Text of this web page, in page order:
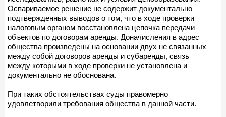
Оспариваемое решение не содержит документально
подтвержденных выводов о том, что в ходе проверки
налоговым органом восстановлена цепочка передачи
объектов по договорам аренды. Доначисления в адрес
общества произведены на основании двух не связанных
между собой договоров аренды и субаренды, связь
между которыми в ходе проверки не установлена и
документально не обоснована.
При таких обстоятельствах суды правомерно
удовлетворили требования общества в данной части.